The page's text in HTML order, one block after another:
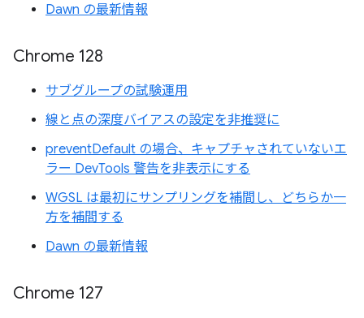
Dawn の最新情報
Chrome 128
サブグループの試験運用
線と点の深度バイアスの設定を非推奨に
preventDefault の場合、キャプチャされていないエ
ラー DevTools 警告を非表示にする
WGSL は最初にサンプリングを補間し、どちらか一
方を補間する
Dawn の最新情報
Chrome 127